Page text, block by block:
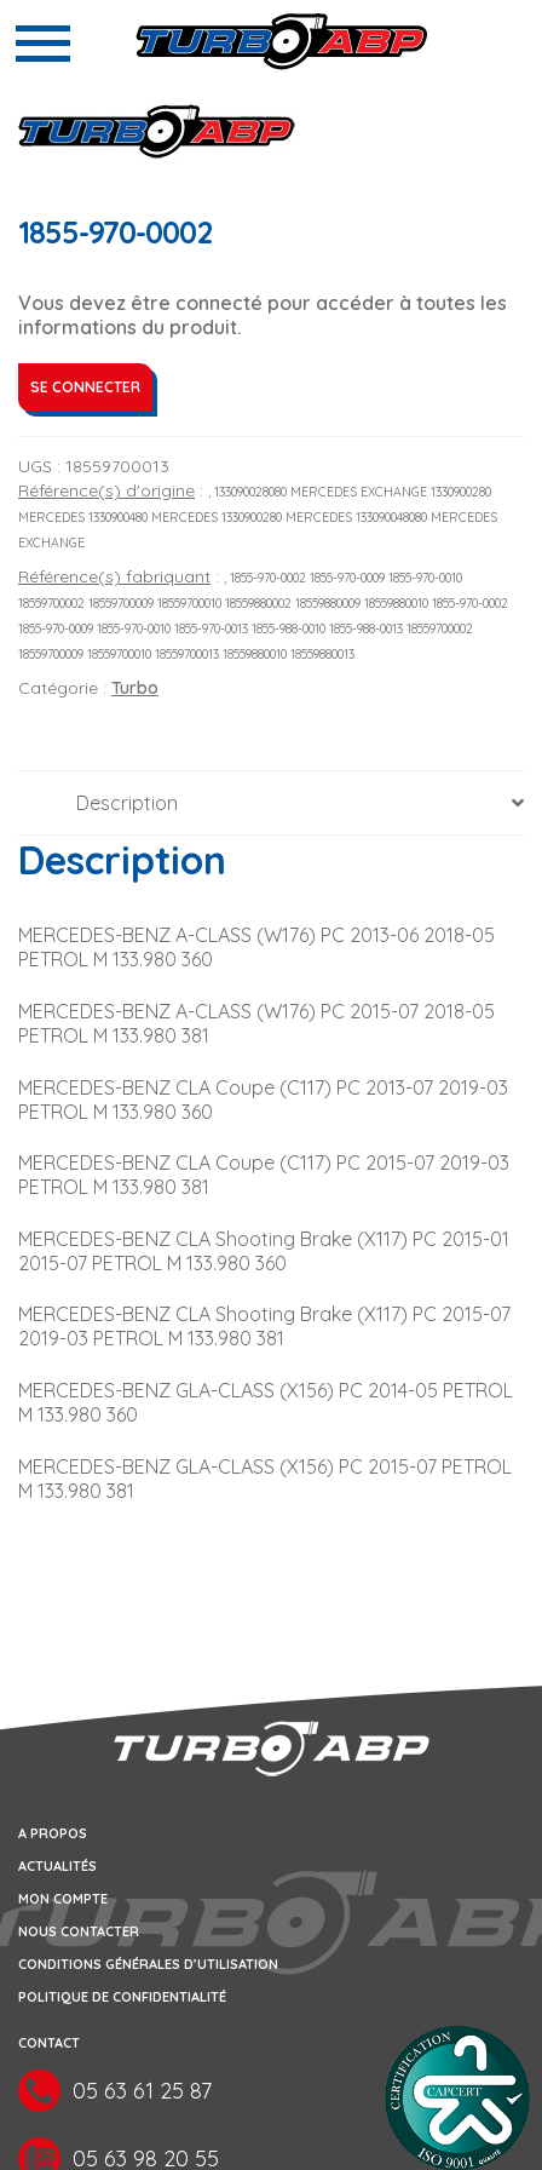
1855-970-0002
Vous devez être connecté pour accéder à toutes les
informations du produit.
SE CONNECTER
UGS : 18559700013
Référence(s) d'origine : , 133090028080 MERCEDES EXCHANGE 1330900280
MERCEDES 1330900480 MERCEDES 1330900280 MERCEDES 133090048080 MERCEDES
EXCHANGE
Référence(s) fabriquant : , 1855-970-0002 1855-970-0009 1855-970-0010
18559700002 18559700009 18559700010 18559880002 18559880009 18559880010 1855-970-0002
1855-970-0009 1855-970-0010 1855-970-0013 1855-988-0010 1855-988-0013 18559700002
18559700009 18559700010 18559700013 18559880010 18559880013
Catégorie : Turbo
Description
Description
MERCEDES-BENZ A-CLASS (W176) PC 2013-06 2018-05
PETROL M 133.980 360
MERCEDES-BENZ A-CLASS (W176) PC 2015-07 2018-05
PETROL M 133.980 381
MERCEDES-BENZ CLA Coupe (C117) PC 2013-07 2019-03
PETROL M 133.980 360
MERCEDES-BENZ CLA Coupe (C117) PC 2015-07 2019-03
PETROL M 133.980 381
MERCEDES-BENZ CLA Shooting Brake (X117) PC 2015-01
2015-07 PETROL M 133.980 360
MERCEDES-BENZ CLA Shooting Brake (X117) PC 2015-07
2019-03 PETROL M 133.980 381
MERCEDES-BENZ GLA-CLASS (X156) PC 2014-05 PETROL
M 133.980 360
MERCEDES-BENZ GLA-CLASS (X156) PC 2015-07 PETROL
M 133.980 381
A PROPOS
ACTUALITÉS
MON COMPTE
NOUS CONTACTER
CONDITIONS GÉNÉRALES D’UTILISATION
POLITIQUE DE CONFIDENTIALITÉ
CONTACT
05 63 61 25 87
05 63 98 20 55